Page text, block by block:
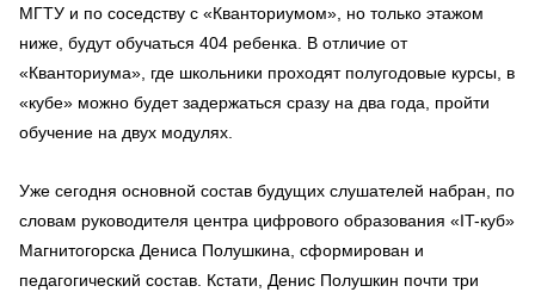
МГТУ и по соседству с «Кванториумом», но только этажом
ниже, будут обучаться 404 ребенка. В отличие от
«Кванториума», где школьники проходят полугодовые курсы, в
«кубе» можно будет задержаться сразу на два года, пройти
обучение на двух модулях.
Уже сегодня основной состав будущих слушателей набран, по
словам руководителя центра цифрового образования «IT-куб»
Магнитогорска Дениса Полушкина, сформирован и
педагогический состав. Кстати, Денис Полушкин почти три